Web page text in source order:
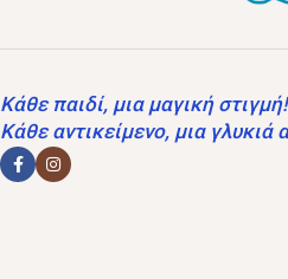
Κάθε παιδί, μια μαγική στιγμή!
Κάθε αντικείμενο, μια γλυκιά